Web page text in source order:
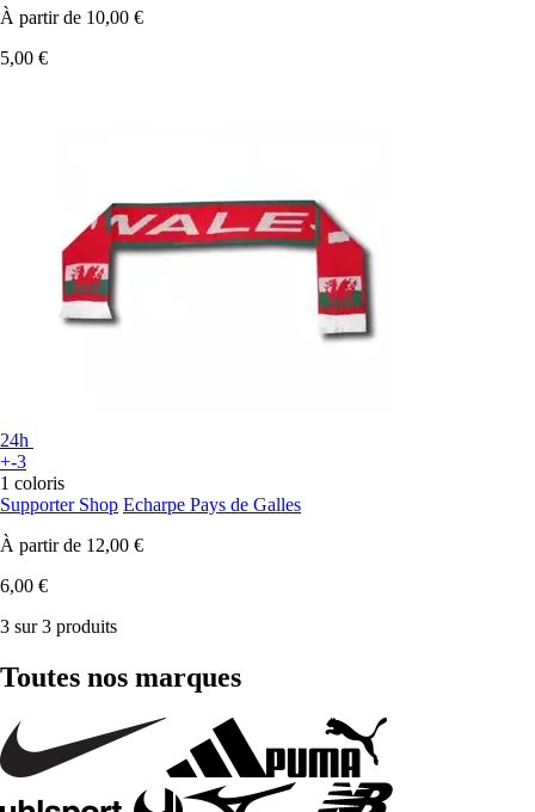
À partir de 10,00 €
5,00 €
24h
+-3
1 coloris
Supporter Shop Echarpe Pays de Galles
À partir de 12,00 €
6,00 €
3 sur 3 produits
Toutes nos marques